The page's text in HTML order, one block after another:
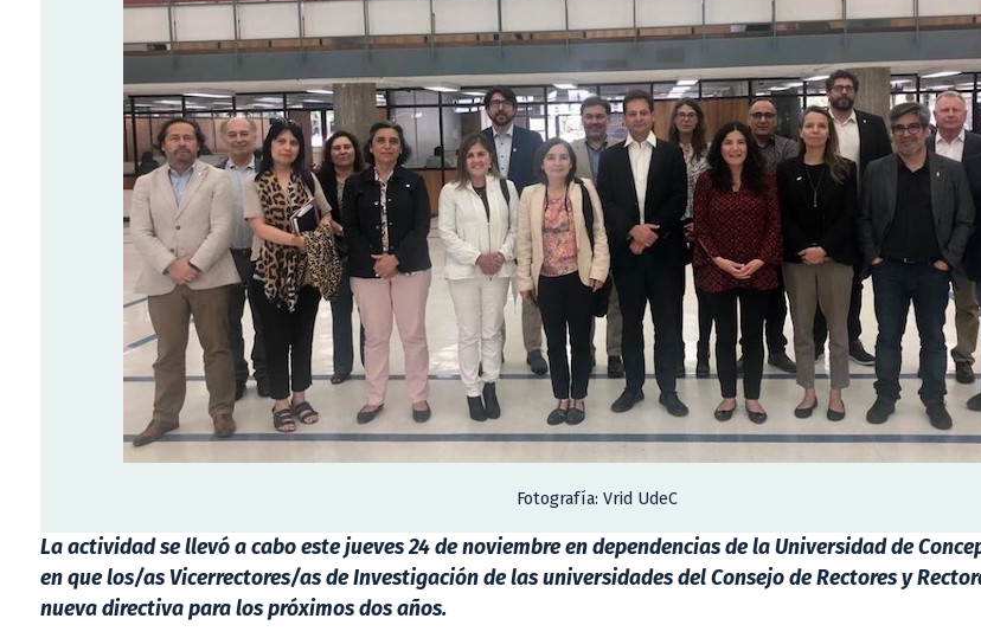
Fotografía: Vrid UdeC
La actividad se llevó a cabo este jueves 24 de noviembre en dependencias de la Universidad de
en que los/as Vicerrectores/as de Investigación de las universidades del Consejo de Rectores y
nueva directiva para los próximos dos años.